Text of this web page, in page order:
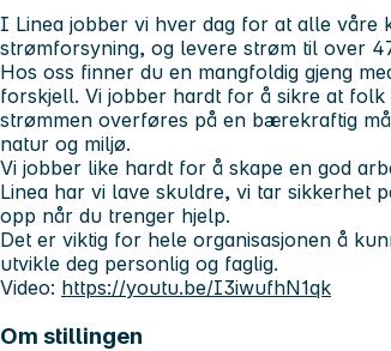
I Linea jobber vi hver dag for at alle våre
strømforsyning, og levere strøm til over
Hos oss finner du en mangfoldig gjeng
forskjell. Vi jobber hardt for å sikre at
strømmen overføres på en bærekraftig
natur og miljø.
Vi jobber like hardt for å skape en god
Linea har vi lave skuldre, vi tar sikkerhet
opp når du trenger hjelp.
Det er viktig for hele organisasjonen å
utvikle deg personlig og faglig.
Video: https://youtu.be/I3iwufhN1qk
Om stillingen